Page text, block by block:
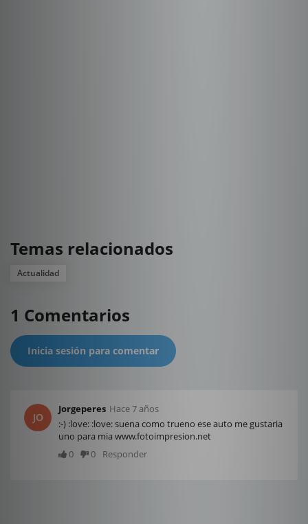
Temas relacionados
Actualidad
1 Comentarios
Inicia sesión para comentar
JO
Jorgeperes Hace 7 años
:-) :love: :love: suena como trueno ese auto me gustaria
uno para mia www.fotoimpresion.net
0
0 Responder